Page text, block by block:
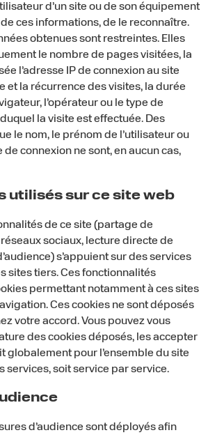
d’un site ou de son équipement
ces informations, de le reconnaître.
obtenues sont restreintes. Elles
le nombre de pages visitées, la
l’adresse IP de connexion au site
et la récurrence des visites, la durée
l’opérateur ou le type de
la visite est effectuée. Des
le nom, le prénom de l’utilisateur ou
de connexion ne sont, en aucun cas,
utilisés sur ce site web
de ce site (partage de
sociaux, lecture directe de
s’appuient sur des services
sites tiers. Ces fonctionnalités
permettant notamment à ces sites
Ces cookies ne sont déposés
votre accord. Vous pouvez vous
des cookies déposés, les accepter
globalement pour l’ensemble du site
services, soit service par service.
d’audience sont déployés afin